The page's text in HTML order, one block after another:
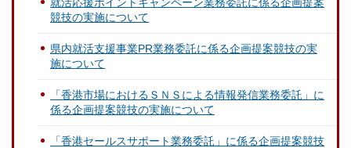
競技の実施について
県内就活支援事業PR業務委託に係る企画提案競技の実
施について
「香港市場におけるＳＮＳによる情報発信業務委託」に
係る企画提案競技の実施について
「香港セールスサポート業務委託」に係る企画提案競技